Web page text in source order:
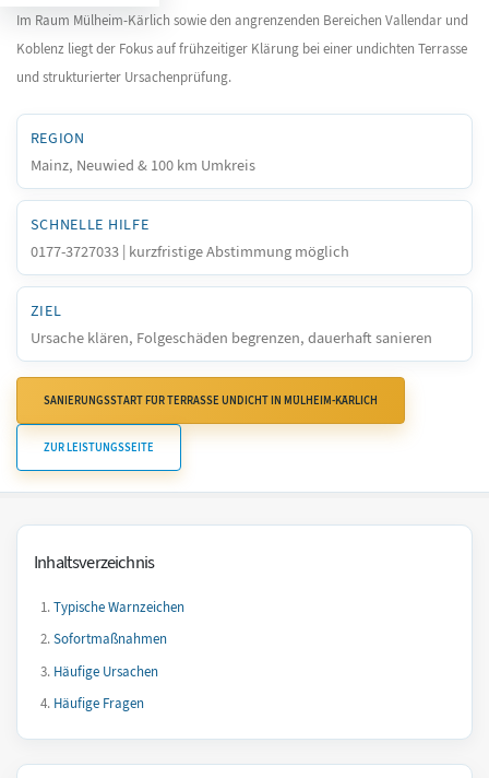
Im Raum Mülheim-Kärlich sowie den angrenzenden Bereichen Vallendar und
Koblenz liegt der Fokus auf frühzeitiger Klärung bei einer undichten Terrasse
und strukturierter Ursachenprüfung.
REGION
Mainz, Neuwied & 100 km Umkreis
SCHNELLE HILFE
0177-3727033 | kurzfristige Abstimmung möglich
ZIEL
Ursache klären, Folgeschäden begrenzen, dauerhaft sanieren
SANIERUNGSSTART FÜR TERRASSE UNDICHT IN MÜLHEIM-KÄRLICH
ZUR LEISTUNGSSEITE
Inhaltsverzeichnis
Typische Warnzeichen
Sofortmaßnahmen
Häufige Ursachen
Häufige Fragen